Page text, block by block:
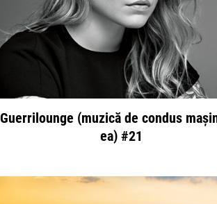
Guerrilounge (muzică de condus
ea) #21